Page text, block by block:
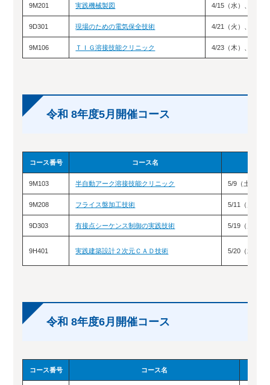
9M201 実践機械製図 4/15（水）、16（
9D301 現場のための電気保全技術 4/21（火）、22（
9M106 ＴＩＧ溶接技能クリニック 4/23（木）、24（
令和 8年度5月開催コース
コース番号 コース名
9M103 半自動アーク溶接技能クリニック 5/9（土）、
9M208 フライス盤加工技術 5/11（月）、
9D303 有接点シーケンス制御の実践技術 5/19（火）、
9H401 実践建築設計２次元ＣＡＤ技術 5/20（水）、
令和 8年度6月開催コース
コース番号 コース名